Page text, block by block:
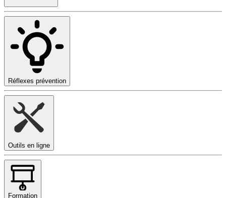
Réflexes prévention
Outils en ligne
Formation